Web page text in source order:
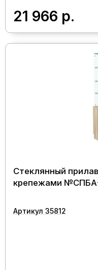
21 966 р.
Стеклянный
крепежами
Артикул 35812